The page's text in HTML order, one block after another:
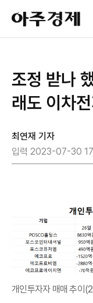
아
주
경
조정 받나
래도 이차
최연재 기자
입력 2023-07-30
개인투자자 매매 추이